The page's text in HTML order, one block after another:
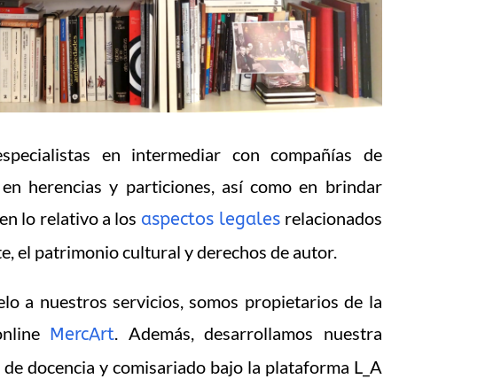
en intermediar con compañías de
en herencias y particiones, así como en brindar
lo relativo a los aspectos legales relacionados
el patrimonio cultural y derechos de autor.
a nuestros servicios, somos propietarios de la
MercArt. Además, desarrollamos nuestra
docencia y comisariado bajo la plataforma L_A